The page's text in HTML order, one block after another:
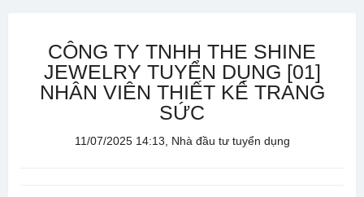
CÔNG TY TNHH THE SHINE
JEWELRY TUYỂN DỤNG [01]
NHÂN VIÊN THIẾT KẾ TRANG
SỨC
11/07/2025 14:13, Nhà đầu tư tuyển dụng